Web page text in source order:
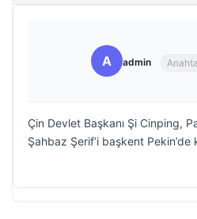
A admin
Çin Devlet Başkanı Şi Cinping,
Şahbaz Şerif’i başkent Pekin’de